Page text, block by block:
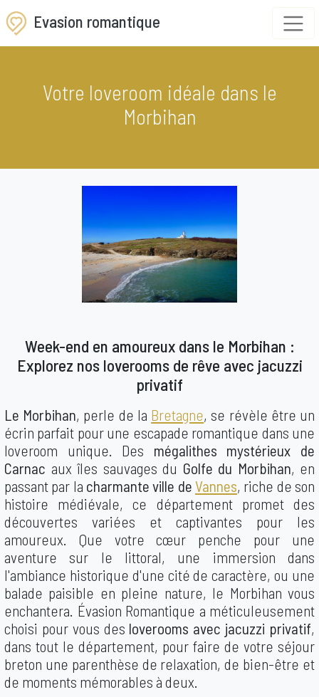
Evasion romantique
Votre loveroom idéale dans le
Morbihan
Week-end en amoureux dans le Morbihan :
Explorez nos loverooms de rêve avec jacuzzi
privatif
Le Morbihan, perle de la Bretagne, se révèle être un
écrin parfait pour une escapade romantique dans une
loveroom unique. Des mégalithes mystérieux de
Carnac aux îles sauvages du Golfe du Morbihan, en
passant par la charmante ville de Vannes, riche de son
histoire médiévale, ce département promet des
découvertes variées et captivantes pour les
amoureux. Que votre cœur penche pour une
aventure sur le littoral, une immersion dans
l'ambiance historique d'une cité de caractère, ou une
balade paisible en pleine nature, le Morbihan vous
enchantera. Évasion Romantique a méticuleusement
choisi pour vous des loverooms avec jacuzzi privatif,
dans tout le département, pour faire de votre séjour
breton une parenthèse de relaxation, de bien-être et
de moments mémorables à deux.